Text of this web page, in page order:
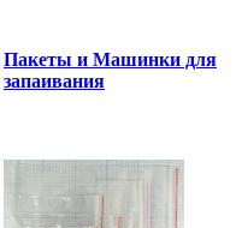
Пакеты и Машинки для
запаивания